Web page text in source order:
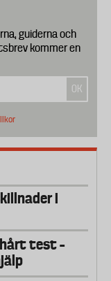
guiderna och
kommer en
i
test –